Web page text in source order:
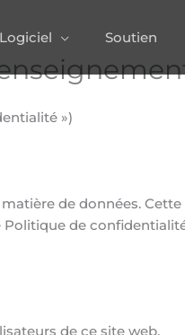
Logiciel Soutien
»)
de données.
de
de ce site web.